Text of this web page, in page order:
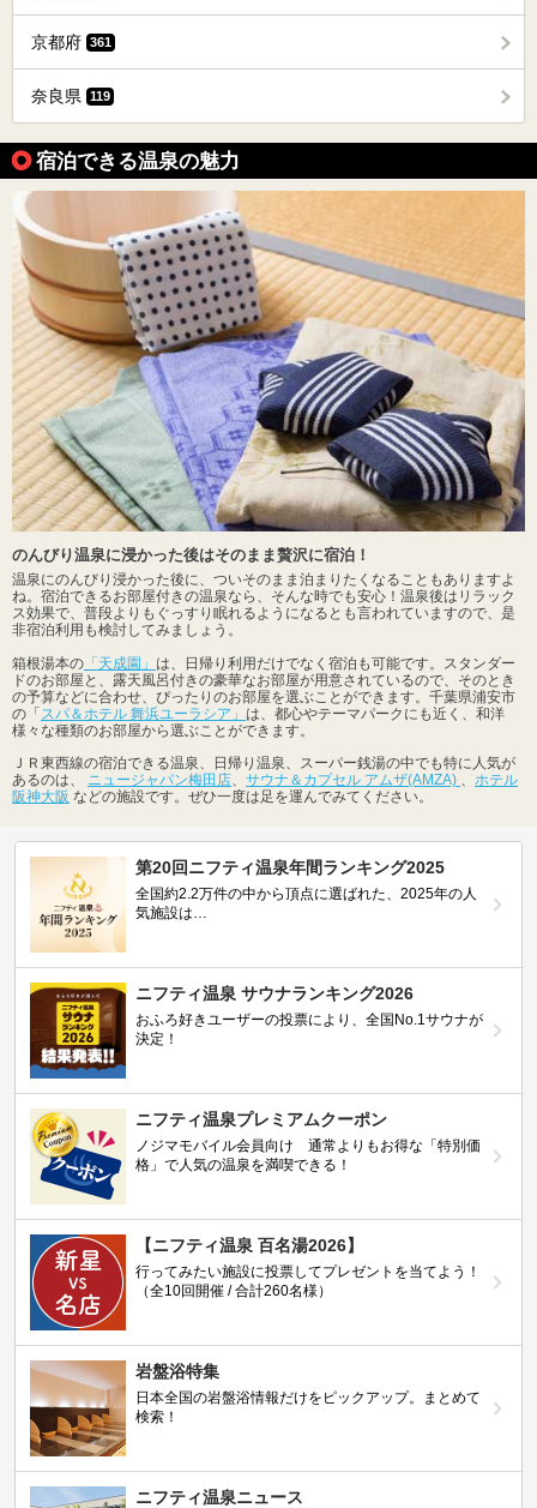
京都府 361
奈良県 119
宿泊できる温泉の魅力
のんびり温泉に浸かった後はそのまま贅沢に宿泊！
温泉にのんびり浸かった後に、ついそのまま泊まりたくなることもありますよ
ね。宿泊できるお部屋付きの温泉なら、そんな時でも安心！温泉後はリラック
ス効果で、普段よりもぐっすり眠れるようになるとも言われていますので、是
非宿泊利用も検討してみましょう。
箱根湯本の 「天成園」 は、日帰り利用だけでなく宿泊も可能です。スタンダー
ドのお部屋と、露天風呂付きの豪華なお部屋が用意されているので、そのとき
の予算などに合わせ、ぴったりのお部屋を選ぶことができます。千葉県浦安市
の「 スパ＆ホテル 舞浜ユーラシア」 は、都心やテーマパークにも近く、和洋
様々な種類のお部屋から選ぶことができます。
ＪＲ東西線の宿泊できる温泉、日帰り温泉、スーパー銭湯の中でも特に人気が
あるのは、 ニュージャパン梅田店、 サウナ＆カプセル アムザ(AMZA) 、 ホテル
阪神大阪 などの施設です。ぜひ一度は足を運んでみてください。
第20回ニフティ温泉年間ランキング2025
全国約2.2万件の中から頂点に選ばれた、2025年の人
気施設は…
ニフティ温泉 サウナランキング2026
おふろ好きユーザーの投票により、全国No.1サウナが
決定！
ニフティ温泉プレミアムクーポン
ノジマモバイル会員向け 通常よりもお得な「特別価
格」で人気の温泉を満喫できる！
【ニフティ温泉 百名湯2026】
行ってみたい施設に投票してプレゼントを当てよう！
（全10回開催 / 合計260名様）
岩盤浴特集
日本全国の岩盤浴情報だけをピックアップ。まとめて
検索！
ニフティ温泉ニュース